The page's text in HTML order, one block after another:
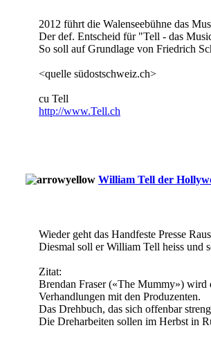
2012 führt die Walenseebühne das
Der def. Entscheid für "Tell - das
So soll auf Grundlage von Friedrich
<quelle südostschweiz.ch>
cu Tell
http://www.Tell.ch
William Tell der
Wieder geht das Handfeste Presse
Diesmal soll er William Tell heiss und
Zitat:
Brendan Fraser («The Mummy»)
Verhandlungen mit den Produzenten.
Das Drehbuch, das sich offenbar
Die Dreharbeiten sollen im Herbst in